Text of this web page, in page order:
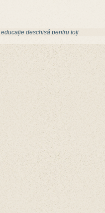
deschisă pentru toți